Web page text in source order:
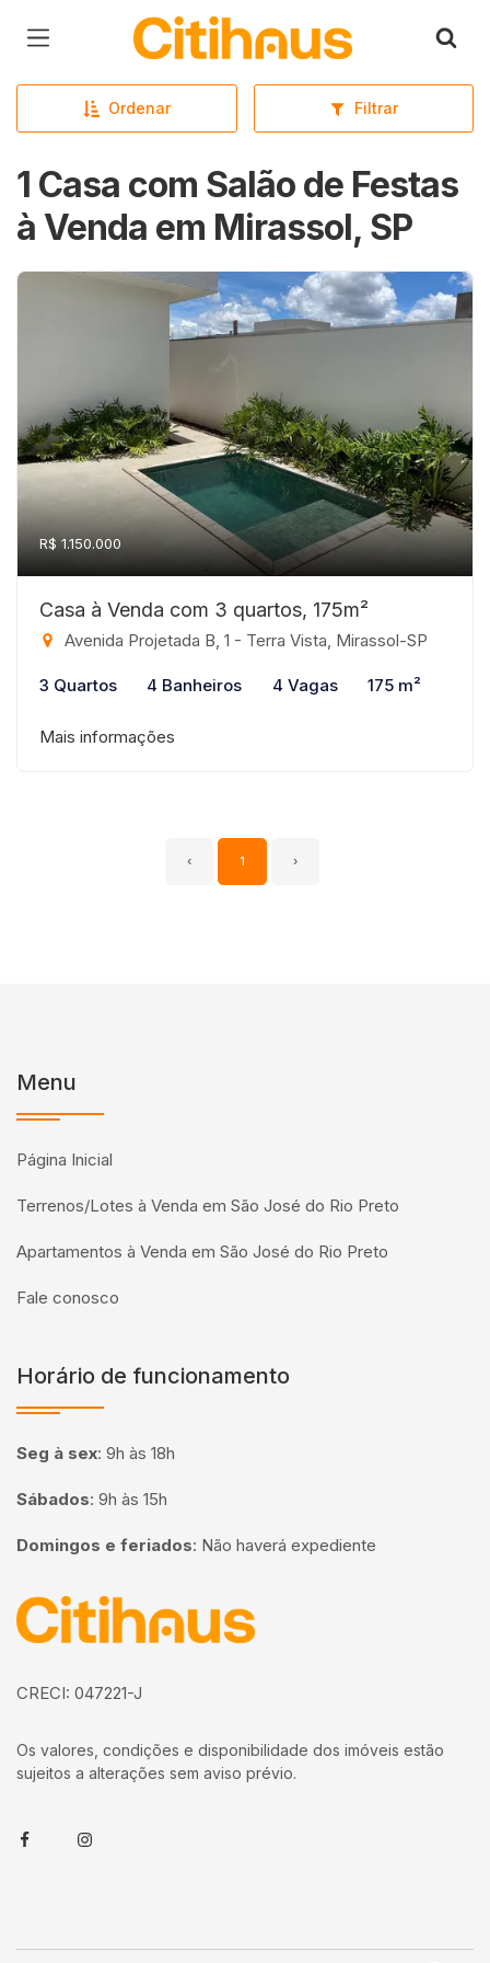
Página inicial
Ordenar Filtrar
1 Casa com Salão de Festas
à Venda em Mirassol, SP
R$ 1.150.000
Casa à Venda com 3 quartos, 175m²
Avenida Projetada B, 1 - Terra Vista, Mirassol-SP
3 Quartos 4 Banheiros 4 Vagas 175 m²
Mais informações
‹ 1 ›
Menu
Página Inicial
Terrenos/Lotes à Venda em São José do Rio Preto
Apartamentos à Venda em São José do Rio Preto
Fale conosco
Horário de funcionamento
Seg à sex: 9h às 18h
Sábados: 9h às 15h
Domingos e feriados: Não haverá expediente
Página inicial
CRECI: 047221-J
Os valores, condições e disponibilidade dos imóveis estão
sujeitos a alterações sem aviso prévio.
FacebookInstagram